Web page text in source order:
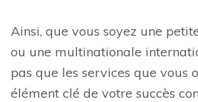
Ainsi, que vous soyez une
ou une multinationale
pas que les services que vous
élément clé de votre succès